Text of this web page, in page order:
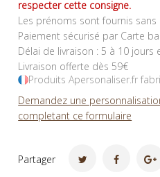
respecter cette consigne.
Les prénoms sont fournis
Paiement sécurisé par Carte
Délai de livraison : 5 à 10 jours
Livraison offerte dès 59€
Produits Apersonaliser.fr
Demandez une
completant ce formulaire
Partager